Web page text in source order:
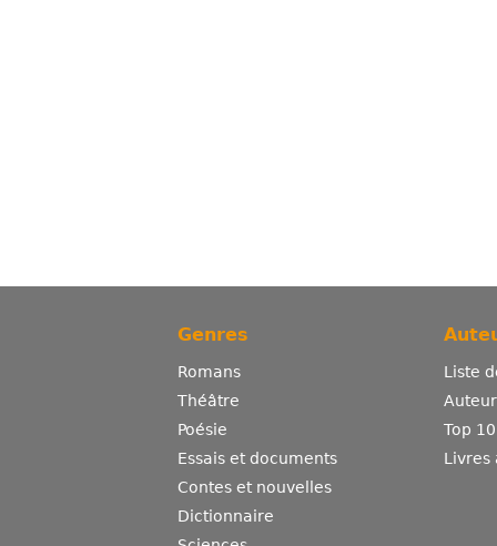
Genres
Romans
Théâtre
Poésie
Essais et documents
Contes et nouvelles
Dictionnaire
Liste
Top
Livres